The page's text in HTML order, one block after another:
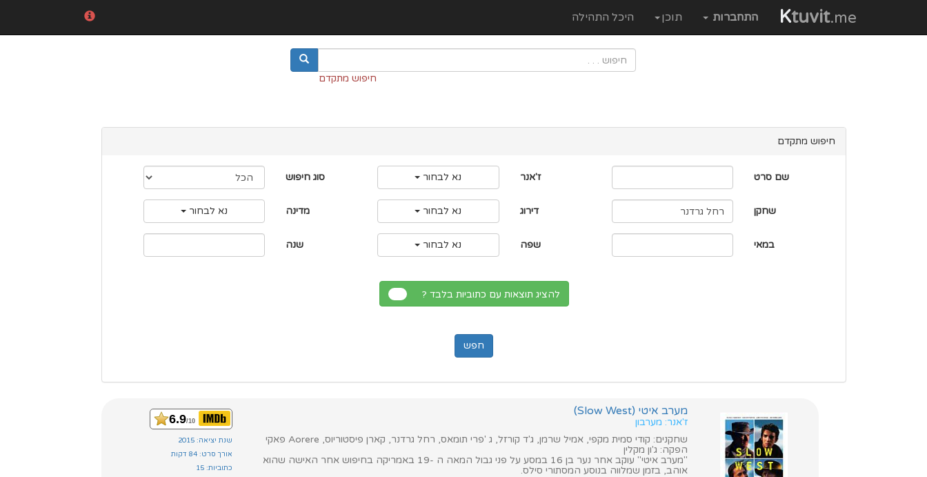
Ktuvit.me התחברות תוכן היכל התהילה
חיפוש מתקדם
חיפוש מתקדם
שם סרט
שחקן
במאי
ז'אנר נא לבחור
דירוג נא לבחור
שפה נא לבחור
סוג חיפוש
מדינה נא לבחור
שנה
להציג תוצאות עם כתוביות בלבד ?
מערב איטי (Slow West)
ז'אנר: מערבון
שחקנים: קודי סמית מקפי, אמיל שרמן, ג'ד קורזל, ג 'פרי תומאס, רחל גרדנר, קארן פיסטוריוס, Aorere פאקי
הפקה: ג'ון מקלין
"מערב איטי" עוקב אחר נער בן 16 במסע על פני גבול המאה ה -19 באמריקה בחיפוש אחר האישה שהוא
אוהב, בזמן שמלווה בנוסע המסתורי סילס.
6.9/10
שנת יציאה: 2015
אורך סרט: 84 דקות
כתוביות: 15